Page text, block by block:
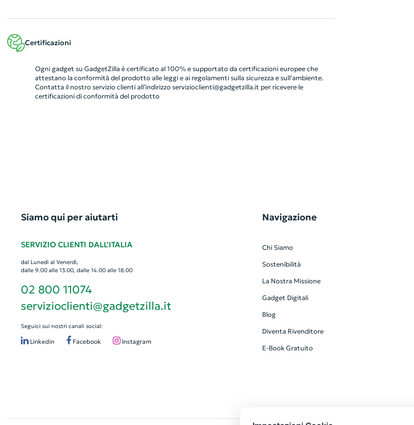
Certificazioni
Ogni gadget su GadgetZilla è certificato al 100% e supportato da certificazioni europee che
attestano la conformità del prodotto alle leggi e ai regolamenti sulla sicurezza e sull'ambiente.
Contatta il nostro servizio clienti all’indirizzo servizioclienti@gadgetzilla.it per ricevere le
certificazioni di conformità del prodotto
Siamo qui per aiutarti
SERVIZIO CLIENTI DALL'ITALIA
dal Lunedì al Venerdì,
dalle 9.00 alle 13.00, dalle 14.00 alle 18.00
02 800 11074
servizioclienti@gadgetzilla.it
Seguici sui nostri canali social:
Linkedin Facebook Instagram
Navigazione
Chi Siamo
Sostenibilità
La Nostra Missione
Gadget Digitali
Blog
Diventa Rivenditore
E-Book Gratuito